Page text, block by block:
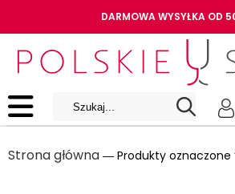
DARMOWA WYSYŁKA OD
Strona główna ― Produkty oznaczone